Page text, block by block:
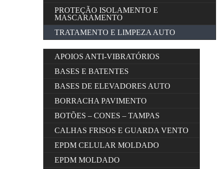
PROTEÇÃO ISOLAMENTO E
MASCARAMENTO
TRATAMENTO E LIMPEZA AUTO
APOIOS ANTI-VIBRATÓRIOS
BASES E BATENTES
BASES DE ELEVADORES AUTO
BORRACHA PAVIMENTO
BOTÕES – CONES – TAMPAS
CALHAS FRISOS E GUARDA VENTO
EPDM CELULAR MOLDADO
EPDM MOLDADO